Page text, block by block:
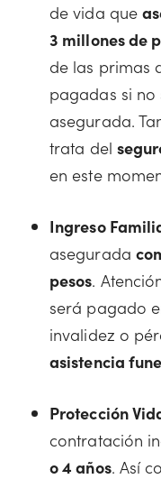
de vida que
3 millones de
de las primas
pagadas si no
asegurada.
trata del
en este
Ingreso
asegurada
pesos.
será pagado
invalidez o
asistencia
Protección
contratación
o 4 años. Así